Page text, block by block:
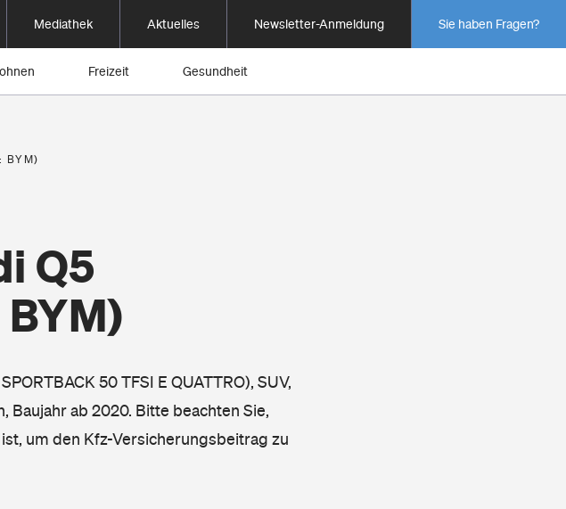
Mediathek Aktuelles Newsletter-Anmeldung Sie haben Fragen?
Freizeit Gesundheit
BYM)
Q5
50 TFSI E QUATTRO), SUV,
Baujahr ab 2020. Bitte beachten Sie,
um den Kfz-Versicherungsbeitrag zu